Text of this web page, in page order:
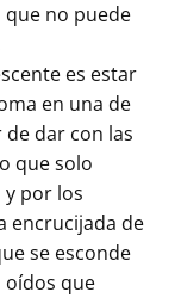
que no puede
es estar
en una de
dar con las
que solo
y por los
encrucijada de
se esconde
que